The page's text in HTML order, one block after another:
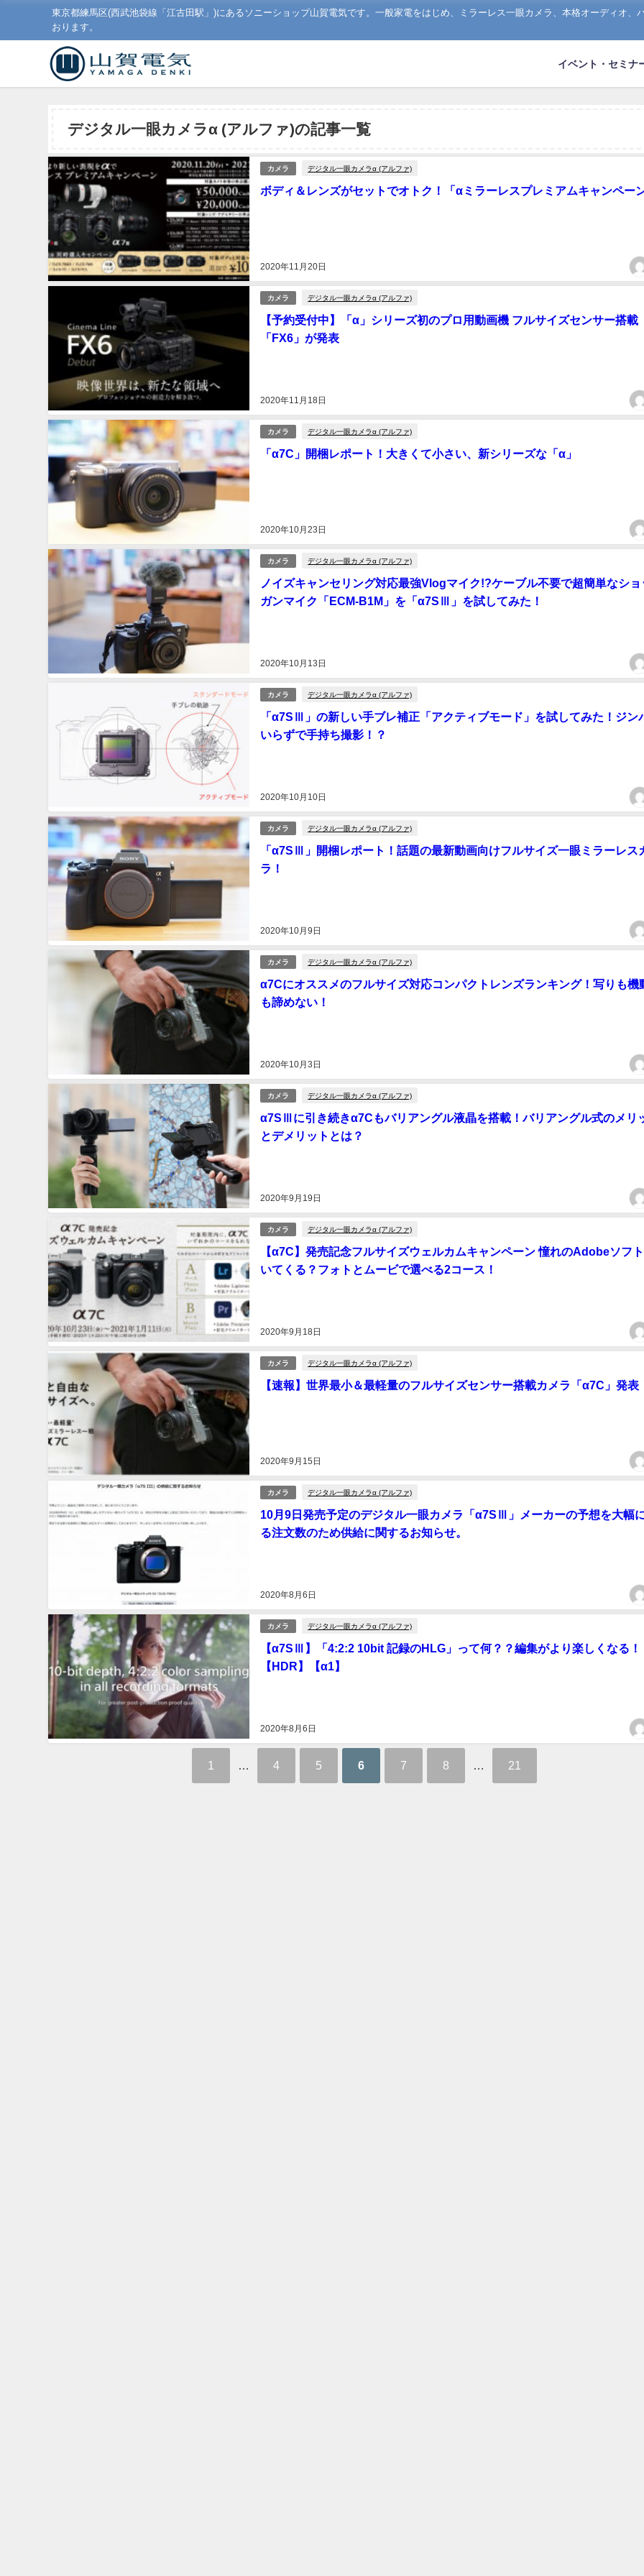
東京都練馬区(西武池袋線「江古田駅」)にあるソニーショップ山賀電気です。一般家電をはじめ、ミラーレス一眼カメラ、本格オーディオ
おります。
イベント・セミナ
デジタル一眼カメラα (アルファ)の記事一覧
カメラ デジタル一眼カメラα (アルファ)
ボディ＆レンズがセットでオトク！「αミラーレスプレミアムキャンペーン
2020年11月20日
カメラ デジタル一眼カメラα (アルファ)
【予約受付中】「α」シリーズ初のプロ用動画機 フルサイズセンサー搭載
「FX6」が発表
2020年11月18日
カメラ デジタル一眼カメラα (アルファ)
「α7C」開梱レポート！大きくて小さい、新シリーズな「α」
2020年10月23日
カメラ デジタル一眼カメラα (アルファ)
ノイズキャンセリング対応最強Vlogマイク!?ケーブル不要で超簡単なショ
ガンマイク「ECM-B1M」を「α7SⅢ」を試してみた！
2020年10月13日
カメラ デジタル一眼カメラα (アルファ)
「α7SⅢ」の新しい手ブレ補正「アクティブモード」を試してみた！ジン
いらずで手持ち撮影！？
2020年10月10日
カメラ デジタル一眼カメラα (アルファ)
「α7SⅢ」開梱レポート！話題の最新動画向けフルサイズ一眼ミラーレス
ラ！
2020年10月9日
カメラ デジタル一眼カメラα (アルファ)
α7Cにオススメのフルサイズ対応コンパクトレンズランキング！写りも機
も諦めない！
2020年10月3日
カメラ デジタル一眼カメラα (アルファ)
α7SⅢに引き続きα7Cもバリアングル液晶を搭載！バリアングル式のメリ
とデメリットとは？
2020年9月19日
カメラ デジタル一眼カメラα (アルファ)
【α7C】発売記念フルサイズウェルカムキャンペーン 憧れのAdobeソフ
いてくる？フォトとムービで選べる2コース！
2020年9月18日
カメラ デジタル一眼カメラα (アルファ)
【速報】世界最小＆最軽量のフルサイズセンサー搭載カメラ「α7C」発表
2020年9月15日
カメラ デジタル一眼カメラα (アルファ)
10月9日発売予定のデジタル一眼カメラ「α7SⅢ」メーカーの予想を大幅
る注文数のため供給に関するお知らせ。
2020年8月6日
カメラ デジタル一眼カメラα (アルファ)
【α7SⅢ】「4:2:2 10bit 記録のHLG」って何？？編集がより楽しくなる！
【HDR】【α1】
2020年8月6日
1 4 5 6 7 8 21